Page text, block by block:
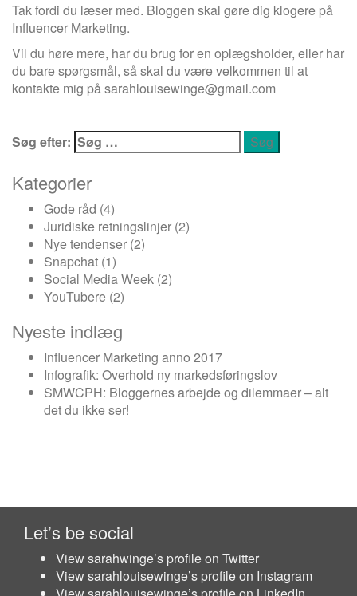
Tak fordi du læser med. Bloggen skal gøre dig klogere på
Influencer Marketing.
Vil du høre mere, har du brug for en oplægsholder, eller har
du bare spørgsmål, så skal du være velkommen til at
kontakte mig påsarahlouisewinge@gmail.com
Søg efter:
Kategorier
Gode råd (4)
Juridiske retningslinjer (2)
Nye tendenser (2)
Snapchat (1)
Social Media Week (2)
YouTubere (2)
Nyeste indlæg
Influencer Marketing anno 2017
Infografik: Overhold ny markedsføringslov
SMWCPH: Bloggernes arbejde og dilemmaer – alt
det du ikke ser!
Let’s be social
View sarahwinge’s profile on Twitter
View sarahlouisewinge’s profile on Instagram